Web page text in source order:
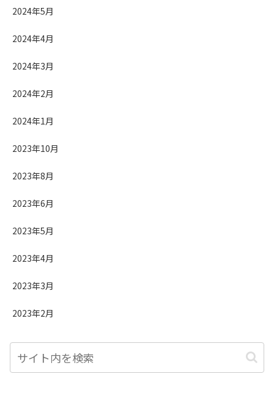
2024年5月
2024年4月
2024年3月
2024年2月
2024年1月
2023年10月
2023年8月
2023年6月
2023年5月
2023年4月
2023年3月
2023年2月